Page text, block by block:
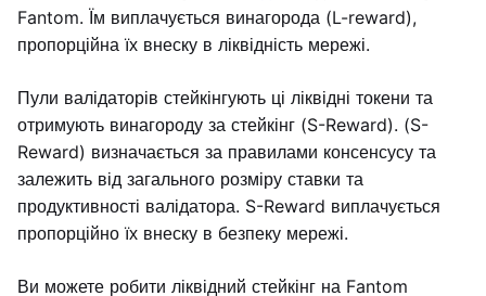
Fantom. Їм виплачується винагорода (L-reward),
пропорційна їх внеску в ліквідність мережі.
Пули валідаторів стейкінгують ці ліквідні токени та
отримують винагороду за стейкінг (S-Reward). (S-
Reward) визначається за правилами консенсусу та
залежить від загального розміру ставки та
продуктивності валідатора. S-Reward виплачується
пропорційно їх внеску в безпеку мережі.
Ви можете робити ліквідний стейкінг на Fantom